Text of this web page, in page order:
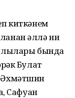
киткәнем
әллә ни
бында
Булат
Сафуан